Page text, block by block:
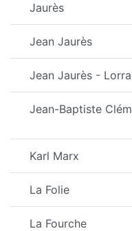
Jaurès
Jean Jaurès
Jean Jaurès -
Jean-Baptiste
Karl Marx
La Folie
La Fourche